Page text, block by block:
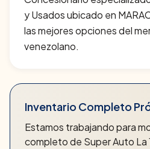
y Usados ubicado en
las mejores opciones del
venezolano.
Inventario Completo
Estamos trabajando para
completo de Super Auto La